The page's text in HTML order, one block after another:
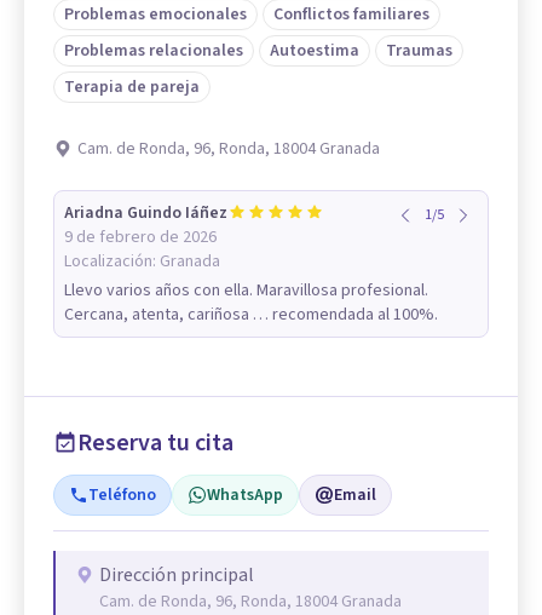
Problemas emocionales
Conflictos familiares
Problemas relacionales
Autoestima
Traumas
Terapia de pareja
Cam. de Ronda, 96, Ronda, 18004 Granada
Ariadna Guindo Iáñez
9 de febrero de 2026
Localización: Granada
1/5
Llevo varios años con ella. Maravillosa profesional.
Cercana, atenta, cariñosa … recomendada al 100%.
Reserva tu cita
Teléfono WhatsApp Email
Dirección principal
Cam. de Ronda, 96, Ronda, 18004 Granada